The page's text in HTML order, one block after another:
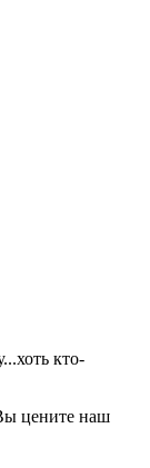
кто-
цените наш